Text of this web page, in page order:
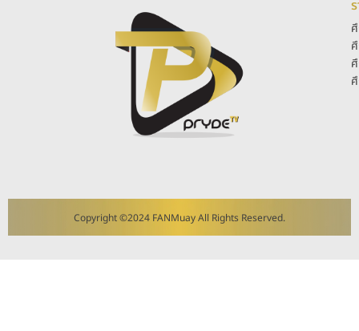
Copyright ©2024 FANMuay All Rights Reserved.